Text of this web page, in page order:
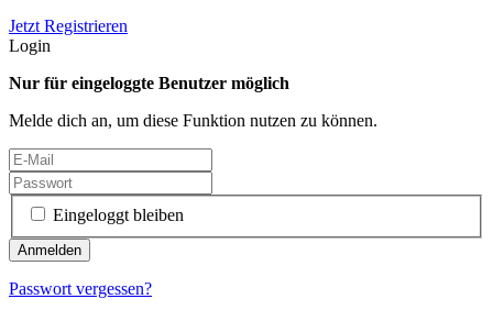
Jetzt Registrieren
Login
Nur für eingeloggte Benutzer möglich
Melde dich an, um diese Funktion nutzen zu können.
Eingeloggt bleiben
Passwort vergessen?